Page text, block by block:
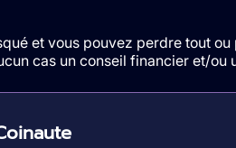
et vous pouvez perdre tout
cas un conseil financier et/ou